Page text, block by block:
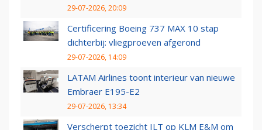
29-07-2026, 20:09
Certificering Boeing 737 MAX 10 stap
dichterbij: vliegproeven afgerond
29-07-2026, 14:09
LATAM Airlines toont interieur van nieuwe
Embraer E195-E2
29-07-2026, 13:34
Verscherpt toezicht ILT op KLM E&M om